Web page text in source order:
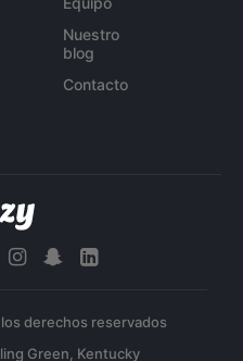
Nuestro
blog
Contacto
derechos reservados